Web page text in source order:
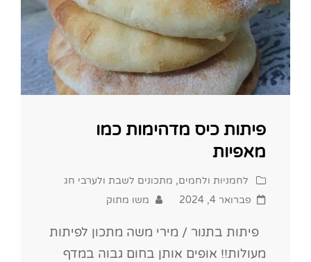
פיתות כיס מדהימות כמו
מאפיות
Cat
לחמניות ולחמים, מתכונים לשבת ולערבי חג
Posted
פברואר 4, 2024 משו מתוק
פיתות בתנור / מירי משה מתכון לפיתות
מעולות!! אופים אותן בחום גבוה במדף